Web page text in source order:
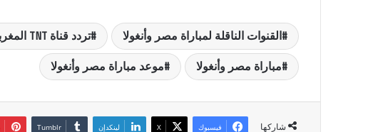
القنوات الناقلة لمباراة مصر وأنغولا تردد قناة TNT المغربية
مباراة مصر وأنغولا موعد مباراة مصر وأنغولا
شاركها فيسبوك ‫X لينكدإن